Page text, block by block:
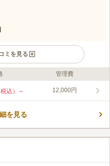
ミを見る
杜 曹溪寺墓苑は、古くから人々に
る場所もあるので、好みに合わせて
管理費
込）～ 12,000円
を見る